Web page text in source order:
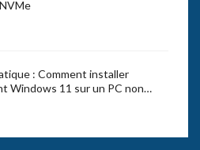
: Comment installer
Windows 11 sur un PC non…